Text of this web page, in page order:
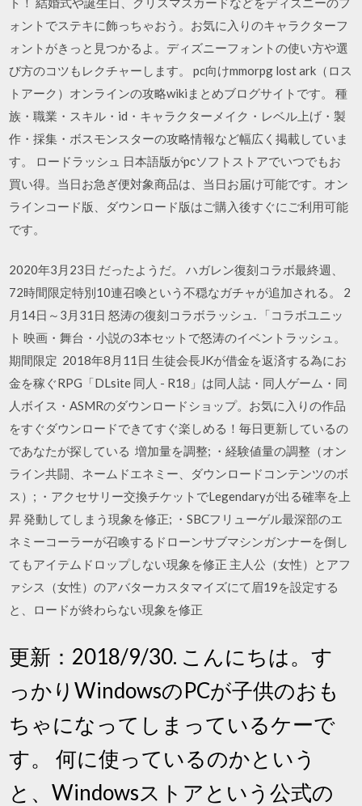
ォントでステキに飾っちゃおう。お気に入りのキャラクターフ
ォントがきっと見つかるよ。ディズニーフォントの使い方や選
び方のコツもレクチャーします。 pc向けmmorpg lost ark（ロス
トアーク）オンラインの攻略wikiまとめブログサイトです。 種
族・職業・スキル・id・キャラクターメイク・レベル上げ・製
作・採集・ボスモンスターの攻略情報など幅広く掲載していま
す。 ロードラッシュ 日本語版がpcソフトストアでいつでもお
買い得。当日お急ぎ便対象商品は、当日お届け可能です。オン
ラインコード版、ダウンロード版はご購入後すぐにご利用可能
です。
2020年3月23日 だったようだ。 ハガレン復刻コラボ最終週、
72時間限定特別10連召喚という不穏なガチャが追加される。 2
月14日～3月31日 怒涛の復刻コラボラッシュ. 「コラボユニッ
ト 映画・舞台・小説の3本セットで怒涛のイベントラッシュ。
期間限定 2018年8月11日 生徒会長JKが借金を返済する為にお
金を稼ぐRPG「DLsite 同人 - R18」は同人誌・同人ゲーム・同
人ボイス・ASMRのダウンロードショップ。お気に入りの作品
をすぐダウンロードできてすぐ楽しめる！毎日更新しているの
であなたが探している 増加量を調整; ・経験値量の調整（オン
ライン共闘、ネームドエネミー、ダウンロードコンテンツのボ
ス）; ・アクセサリー交換チケットでLegendaryが出る確率を上
昇 発動してしまう現象を修正; ・SBCフリューゲル最深部のエ
ネミーコーラーが召喚するドローンサブマシンガンナーを倒し
てもアイテムドロップしない現象を修正 主人公（女性）とアフ
ァシス（女性）のアバターカスタマイズにて眉19を設定する
と、ロードが終わらない現象を修正
更新：2018/9/30. こんにちは。す
っかりWindowsのPCが子供のおも
ちゃになってしまっているケーで
す。 何に使っているのかという
と、Windowsストアという公式の